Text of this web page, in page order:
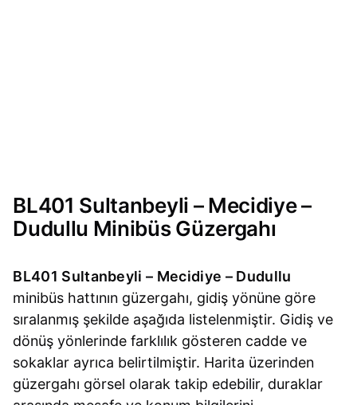
BL401 Sultanbeyli – Mecidiye –
Dudullu Minibüs Güzergahı
BL401 Sultanbeyli – Mecidiye – Dudullu
minibüs hattının güzergahı, gidiş yönüne göre
sıralanmış şekilde aşağıda listelenmiştir. Gidiş ve
dönüş yönlerinde farklılık gösteren cadde ve
sokaklar ayrıca belirtilmiştir. Harita üzerinden
güzergahı görsel olarak takip edebilir, duraklar